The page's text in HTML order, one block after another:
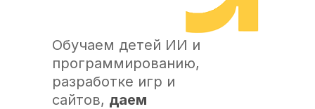
Обучаем детей ИИ и
программированию,
разработке игр и
сайтов, даем